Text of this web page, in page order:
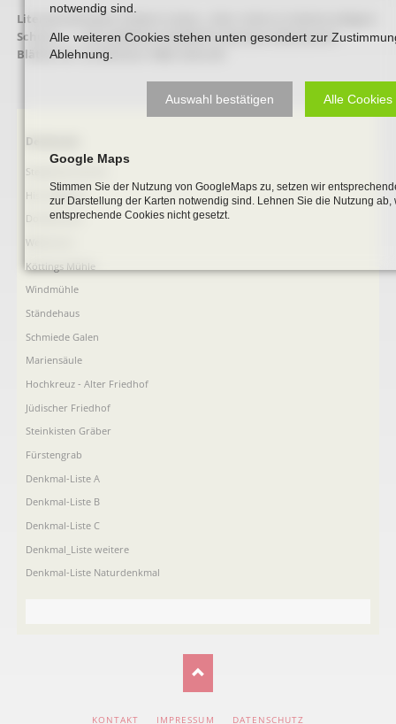
Literaturhinweis:
Schutz …“ – Der jüdische Friedhof in Beckum (Beckumer
Blätter Nr. 3), Beckum 1988. Seite 68
Navigation
überspringen
Denkmale
Stephanus-Kirche
Hist. Rathaus
Domitorium
Wehrturm
Köttings Mühle
Windmühle
Ständehaus
Schmiede Galen
Mariensäule
Hochkreuz - Alter Friedhof
Jüdischer Friedhof
Steinkisten Gräber
Fürstengrab
Denkmal-Liste A
Denkmal-Liste B
Denkmal-Liste C
Denkmal_Liste weitere
Denkmal-Liste Naturdenkmal
KONTAKT IMPRESSUM DATENSCHUTZ
notwendig sind.
Alle weiteren Cookies stehen unten gesondert zur
Ablehnung.
Auswahl bestätigen Alle
Google Maps
Stimmen Sie der Nutzung von GoogleMaps zu, setzen wir
zur Darstellung der Karten notwendig sind. Lehnen Sie die Nutzung ab,
entsprechende Cookies nicht gesetzt.